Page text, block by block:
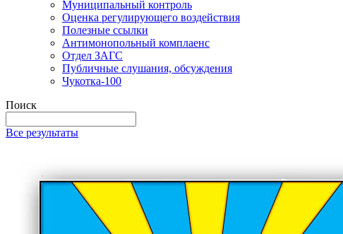
Муниципальный контроль
Оценка регулирующего воздействия
Полезные ссылки
Антимонопольный комплаенс
Отдел ЗАГС
Публичные слушания, обсуждения
Чукотка-100
Поиск
Все результаты